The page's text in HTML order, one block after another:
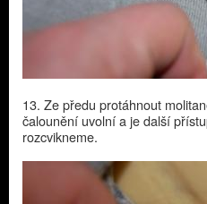
13. Ze předu protáhnout
čalounění uvolní a je další
rozcvikneme.